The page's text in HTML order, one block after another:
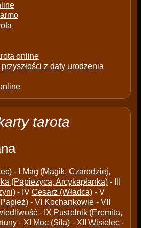
online
z daty urodzenia
tarota
- I
Mag (Magik, Czarodziej,
(Papieżyca, Arcykapłanka)- III
- IV Cesarz (Władca)- V
- VI Kochankowie- VII
- IX Pustelnik (Eremita,
- XI Moc (Siła)- XII Wisielec-